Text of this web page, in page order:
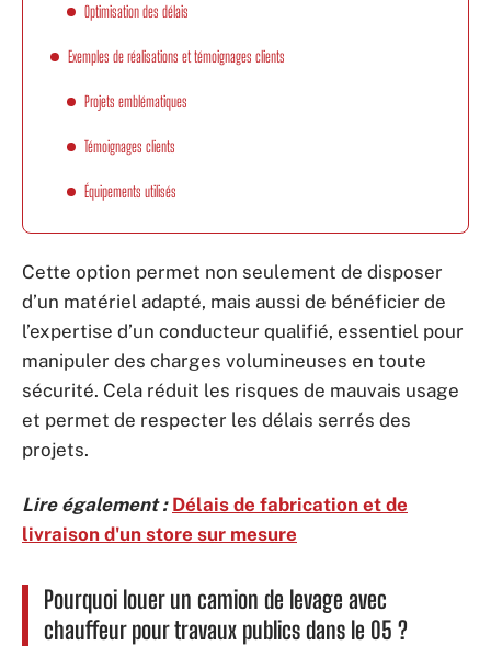
Optimisation des délais
Exemples de réalisations et témoignages clients
Projets emblématiques
Témoignages clients
Équipements utilisés
Cette option permet non seulement de disposer
d’un matériel adapté, mais aussi de bénéficier de
l’expertise d’un conducteur qualifié, essentiel pour
manipuler des charges volumineuses en toute
sécurité. Cela réduit les risques de mauvais usage
et permet de respecter les délais serrés des
projets.
Lire également : Délais de fabrication et de
livraison d'un store sur mesure
Pourquoi louer un camion de levage avec
chauffeur pour travaux publics dans le 05 ?